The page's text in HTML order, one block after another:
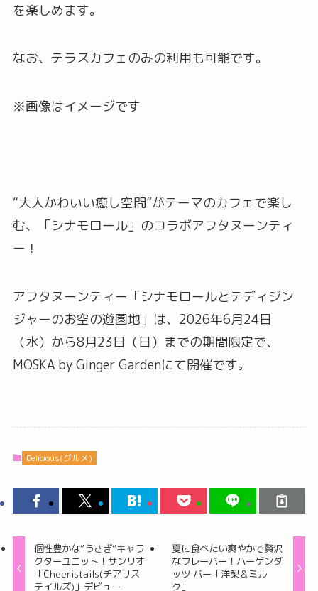
を楽しめます。
なお、テラスカフェのみの利用も可能です。
※画像はイメージです
“大人かわいい癒し空間”がテーマのカフェで楽し
む、「シナモロール」のコラボアフタヌーンティ
ー！
アフタヌーンティー「シナモロールとテディジン
ジャーのお空の遊園地」は、2026年6月24日
（水）から8月23日（日）までの期間限定で、
MOSKA by Ginger Gardenにて開催です。
Delicious(グルメ)
個性豊かな“うさぎ”キャラ
クターユニット！サンリオ
「Cheeristails(チアリス
テイルズ)」デビュー
夏に食べたい爽やかで贅沢
なフレーバー！ハーゲンダ
ッツ バー「洋梨＆ミル
ク」